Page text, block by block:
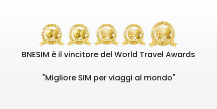
BNESIM è il vincitore del World Travel Awards
"Migliore SIM per viaggi al mondo"